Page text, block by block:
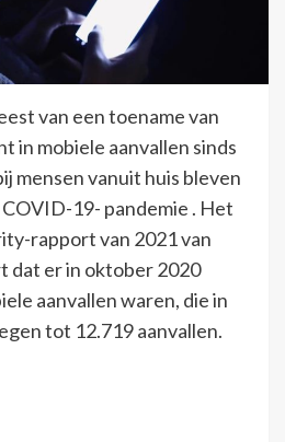
van een toename van
in mobiele aanvallen sinds
mensen vanuit huis bleven
19- pandemie . Het
rapport van 2021 van
dat er in oktober 2020
aanvallen waren, die in
tot 12.719 aanvallen.